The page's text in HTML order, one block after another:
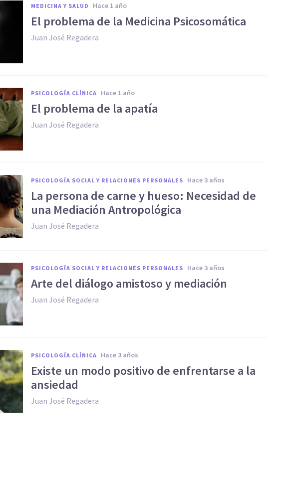
MEDICINA Y SALUD hace 1 año
El problema de la Medicina Psicosomática
Juan José Regadera
PSICOLOGÍA CLÍNICA hace 1 año
El problema de la apatía
Juan José Regadera
PSICOLOGÍA SOCIAL Y RELACIONES PERSONALES hace 3 años
La persona de carne y hueso: Necesidad de
una Mediación Antropológica
Juan José Regadera
PSICOLOGÍA SOCIAL Y RELACIONES PERSONALES hace 3 años
Arte del diálogo amistoso y mediación
Juan José Regadera
PSICOLOGÍA CLÍNICA hace 3 años
Existe un modo positivo de enfrentarse a la
ansiedad
Juan José Regadera